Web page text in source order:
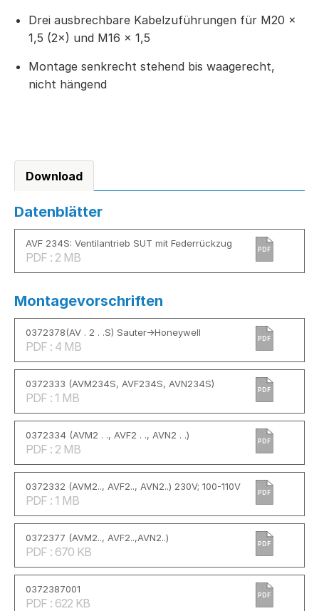
Drei ausbrechbare Kabelzuführungen für M20 ×
1,5 (2×) und M16 × 1,5
Montage senkrecht stehend bis waagerecht,
nicht hängend
Download
Datenblätter
AVF 234S: Ventilantrieb SUT mit Federrückzug
PDF : 2 MB
PDF
Montagevorschriften
0372378(AV . 2 . .S) Sauter->Honeywell
PDF : 4 MB
PDF
0372333 (AVM234S, AVF234S, AVN234S)
PDF : 1 MB
PDF
0372334 (AVM2 . ., AVF2 . ., AVN2 . .)
PDF : 2 MB
PDF
0372332 (AVM2.., AVF2.., AVN2..) 230V; 100-110V
PDF : 1 MB
PDF
0372377 (AVM2.., AVF2..,AVN2..)
PDF : 670 KB
PDF
0372387001
PDF : 622 KB
PDF